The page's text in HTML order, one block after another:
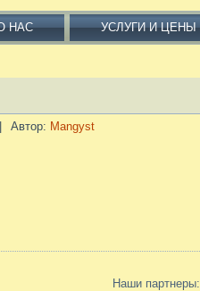
НАС УСЛУГИ И ЦЕНЫ
Автор: Mangyst
Наши партнеры: